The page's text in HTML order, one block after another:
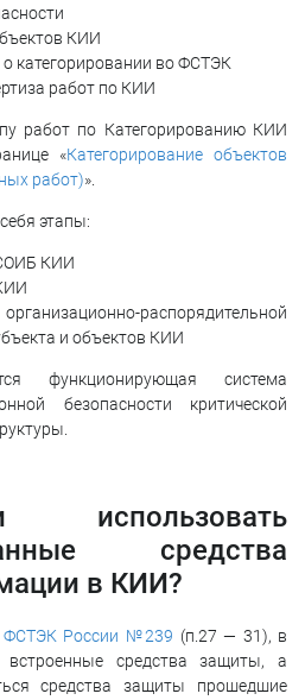
КИИ
категорировании во ФСТЭК
работ по КИИ
работ по Категорированию КИИ
«Категорирование объектов
работ)».
этапы:
КИИ
распорядительной
и объектов КИИ
функционирующая система
безопасности критической
средства
в КИИ?
России №239 (п.27 — 31), в
встроенные средства защиты, а
средства защиты прошедшие